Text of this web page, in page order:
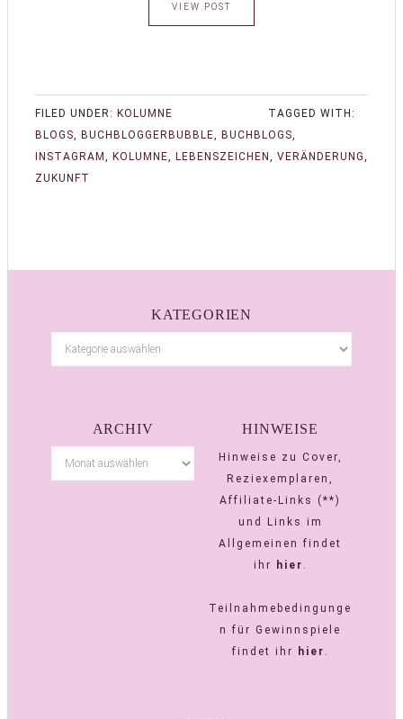
VIEW POST
FILED UNDER: KOLUMNE
TAGGED WITH:
BLOGS, BUCHBLOGGERBUBBLE, BUCHBLOGS,
INSTAGRAM , KOLUMNE, LEBENSZEICHEN , VERÄNDERUNG,
ZUKUNFT
KATEGORIEN
ARCHIV HINWEISE
Hinweise zu Cover,
Reziexemplaren,
Affiliate-Links (**)
und Links im
Allgemeinen findet
ihr
hier .
Teilnahmebedingunge
n für Gewinnspiele
findet ihr
hier .